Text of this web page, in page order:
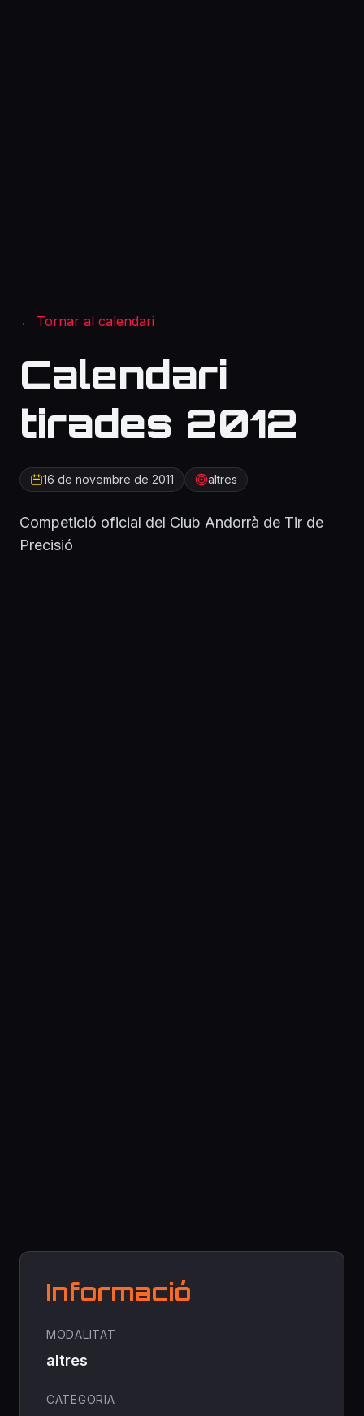
← Tornar al calendari
Calendari
tirades 2012
16 de novembre de 2011 altres
Competició oficial del Club Andorrà de Tir de
Precisió
Informació
MODALITAT
altres
CATEGORIA